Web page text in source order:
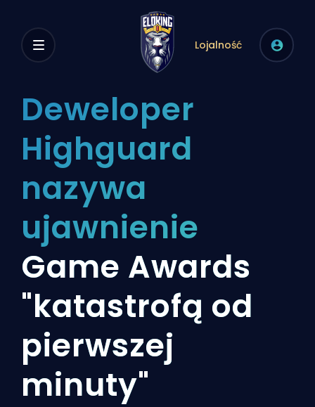
Lojalność
Deweloper
Highguard
nazywa
ujawnienie
Game Awards
"katastrofą od
pierwszej
minuty"